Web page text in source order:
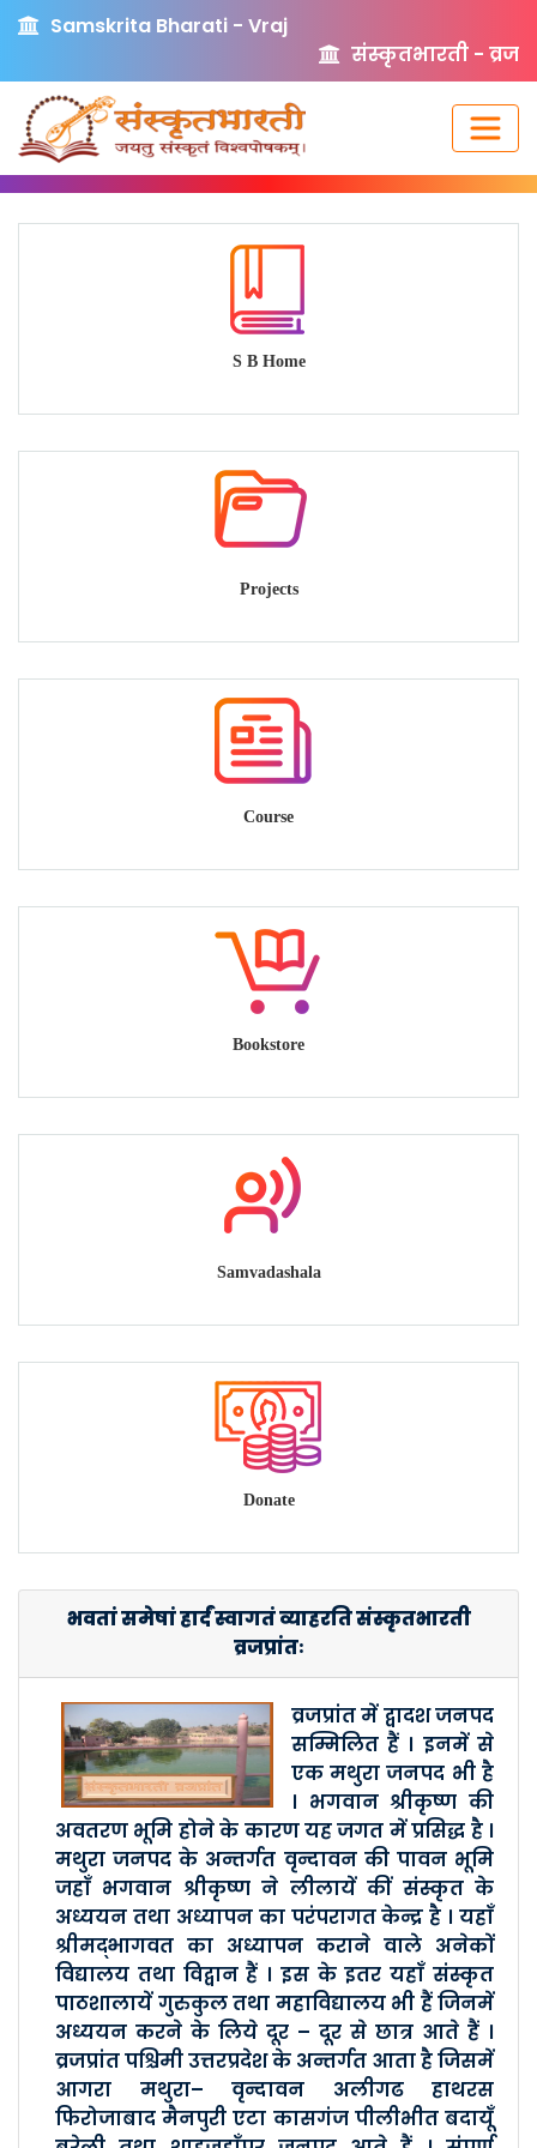
Samskrita Bharati - Vraj
संस्कृतभारती - व्रज
S B Home
Projects
Course
Bookstore
Samvadashala
Donate
भवतां समेषां हार्दं स्वागतं व्याहरति संस्कृतभारती
व्रजप्रांतः
व्रजप्रांत में द्वादश जनपद
सम्मिलित हैं । इनमें से
एक मथुरा जनपद भी है
। भगवान श्रीकृष्ण की
अवतरण भूमि होने के कारण यह जगत में प्रसिद्ध है ।
मथुरा जनपद के अन्तर्गत वृन्दावन की पावन भूमि
जहाँ भगवान श्रीकृष्ण ने लीलायें कीं संस्कृत के
अध्ययन तथा अध्यापन का परंपरागत केन्द्र है । यहाँ
श्रीमद्भागवत का अध्यापन कराने वाले अनेकों
विद्यालय तथा विद्वान हैं । इस के इतर यहाँ संस्कृत
पाठशालायें गुरुकुल तथा महाविद्यालय भी हैं जिनमें
अध्ययन करने के लिये दूर – दूर से छात्र आते हैं ।
व्रजप्रांत पश्चिमी उत्तरप्रदेश के अन्तर्गत आता है जिसमें
आगरा मथुरा– वृन्दावन अलीगढ हाथरस
फिरोजाबाद मैनपुरी एटा कासगंज पीलीभीत बदायूँ